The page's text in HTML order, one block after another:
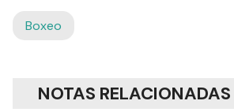
Boxeo
NOTAS RELACIONADAS